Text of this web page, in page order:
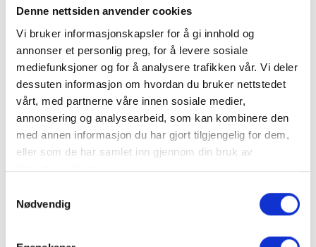
Denne nettsiden anvender cookies
Vi bruker informasjonskapsler for å gi innhold og
annonser et personlig preg, for å levere sosiale
mediefunksjoner og for å analysere trafikken vår. Vi deler
dessuten informasjon om hvordan du bruker nettstedet
vårt, med partnerne våre innen sosiale medier,
annonsering og analysearbeid, som kan kombinere den
med annen informasjon du har gjort tilgjengelig for dem,
eller som de har samlet inn gjennom din bruk av
tjenestene deres.
Nødvendig
parken@trysilhotell.net hvis du ønsker å spise a la
carte, eller er et større selskap.
Finn frem